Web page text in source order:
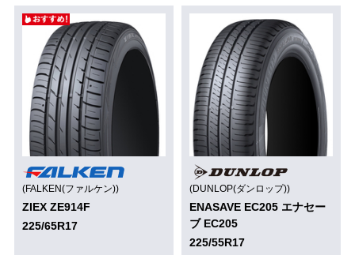
(FALKEN(ファルケン))
ZIEX ZE914F
225/65R17
(DUNLOP(ダンロップ))
ENASAVE EC205 エナセー
ブ EC205
225/55R17